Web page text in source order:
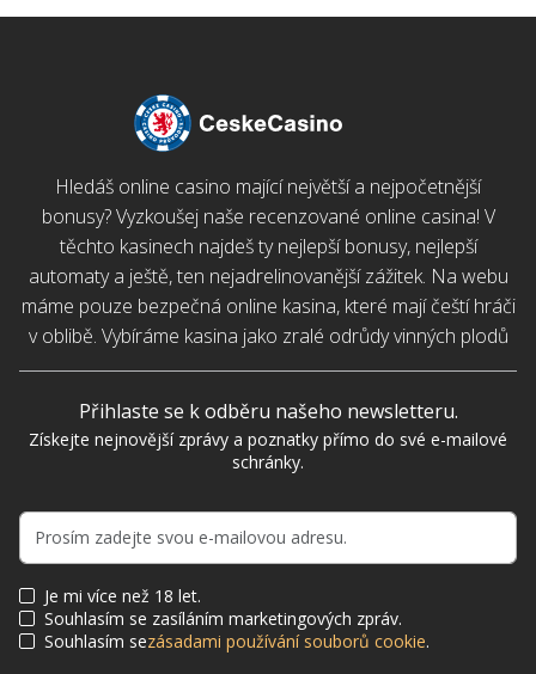
Hledáš online casino mající největší a nejpočetnější
bonusy? Vyzkoušej naše recenzované online casina! V
těchto kasinech najdeš ty nejlepší bonusy, nejlepší
automaty a ještě, ten nejadrelinovanější zážitek. Na webu
máme pouze bezpečná online kasina, které mají čeští hráči
v oblibě. Vybíráme kasina jako zralé odrůdy vinných plodů
Přihlaste se k odběru našeho newsletteru.
Získejte nejnovější zprávy a poznatky přímo do své e-mailové
schránky.
Je mi více než 18 let.
Souhlasím se zasíláním marketingových zpráv.
Souhlasím sezásadami používání souborů cookie.